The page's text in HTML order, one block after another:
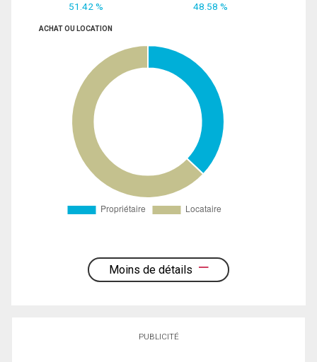
51.42 % 48.58 %
ACHAT OU LOCATION
Moins de détails
PUBLICITÉ